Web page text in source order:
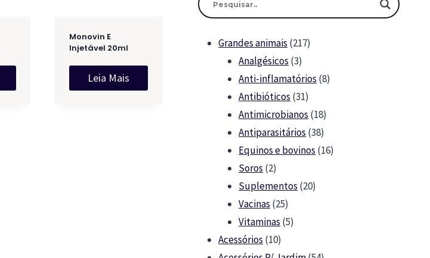
Monovin E
Injetável 20ml
Leia Mais
Grandes animais 217217
Analgésicos 33
products
Anti-inflamatórios 88
Antibióticos 3131
products
Antimicrobianos 1818
products
Antiparasitários 3838
products
Equinos e bovinos 1616
Soros 22
products
Suplementos 2020
Vacinas 2525
products
Vitaminas 55
Acessórios 1010